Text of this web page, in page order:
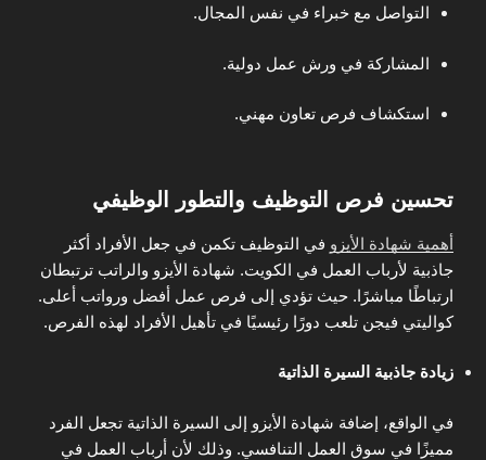
التواصل مع خبراء في نفس المجال.
المشاركة في ورش عمل دولية.
استكشاف فرص تعاون مهني.
تحسين فرص التوظيف والتطور الوظيفي
أهمية شهادة الأيزو في التوظيف تكمن في جعل الأفراد أكثر
جاذبية لأرباب العمل في الكويت. شهادة الأيزو والراتب ترتبطان
ارتباطًا مباشرًا. حيث تؤدي إلى فرص عمل أفضل ورواتب أعلى.
كواليتي فيجن تلعب دورًا رئيسيًا في تأهيل الأفراد لهذه الفرص.
زيادة جاذبية السيرة الذاتية
في الواقع، إضافة شهادة الأيزو إلى السيرة الذاتية تجعل الفرد
مميزًا في سوق العمل التنافسي. وذلك لأن أرباب العمل في